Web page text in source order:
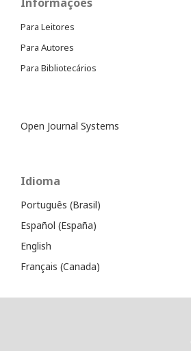
Para Leitores
Para Autores
Para Bibliotecários
Open Journal Systems
Idioma
Português (Brasil)
Español (España)
English
Français (Canada)